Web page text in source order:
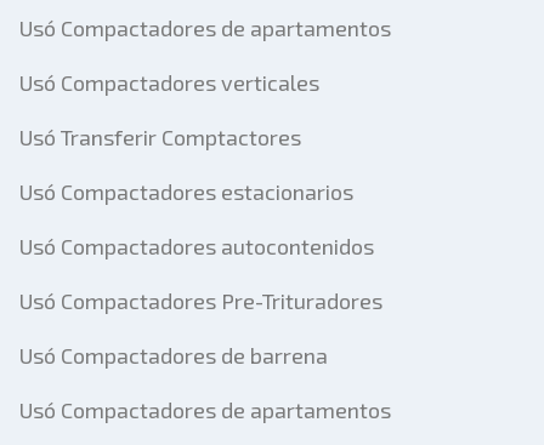
Usó Compactadores de apartamentos
Usó Compactadores verticales
Usó Transferir Comptactores
Usó Compactadores estacionarios
Usó Compactadores autocontenidos
Usó Compactadores Pre-Trituradores
Usó Compactadores de barrena
Usó Compactadores de apartamentos